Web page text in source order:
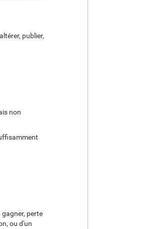
publier,
non
perte
ou d'un